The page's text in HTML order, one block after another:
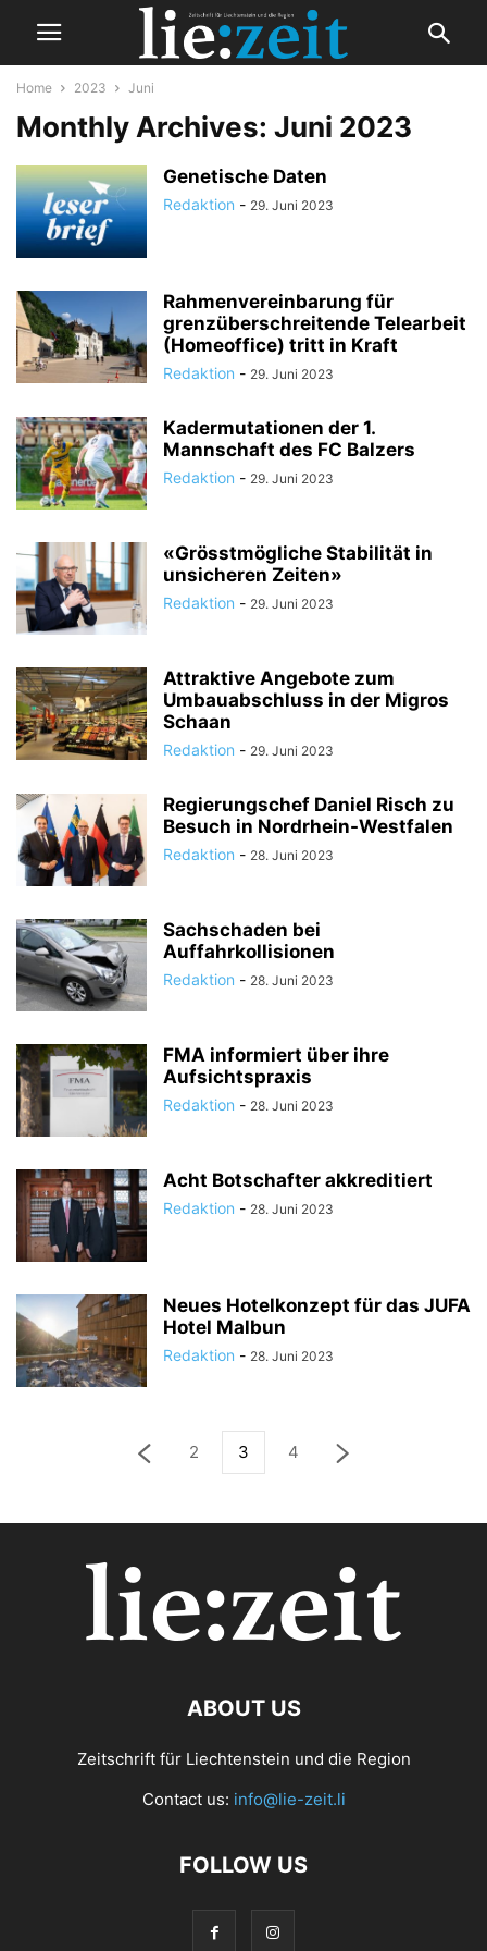
Home 2023 Juni
Monthly Archives: Juni 2023
Genetische Daten
Redaktion - 29. Juni 2023
Rahmenvereinbarung für
grenzüberschreitende Telearbeit
(Homeoffice) tritt in Kraft
Redaktion - 29. Juni 2023
Kadermutationen der 1.
Mannschaft des FC Balzers
Redaktion - 29. Juni 2023
«Grösstmögliche Stabilität in
unsicheren Zeiten»
Redaktion - 29. Juni 2023
Attraktive Angebote zum
Umbauabschluss in der Migros
Schaan
Redaktion - 29. Juni 2023
Regierungschef Daniel Risch zu
Besuch in Nordrhein-Westfalen
Redaktion - 28. Juni 2023
Sachschaden bei
Auffahrkollisionen
Redaktion - 28. Juni 2023
FMA informiert über ihre
Aufsichtspraxis
Redaktion - 28. Juni 2023
Acht Botschafter akkreditiert
Redaktion - 28. Juni 2023
Neues Hotelkonzept für das JUFA
Hotel Malbun
Redaktion - 28. Juni 2023
2 3 4
ABOUT US
Zeitschrift für Liechtenstein und die Region
Contact us: info@lie-zeit.li
FOLLOW US